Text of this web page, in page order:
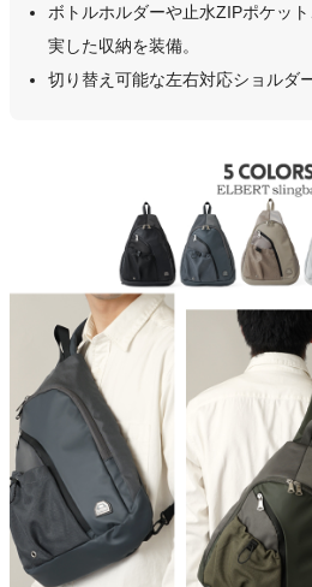
ボトルホルダーや止水ZIPポケッ
実した収納を装備。
切り替え可能な左右対応ショルダ